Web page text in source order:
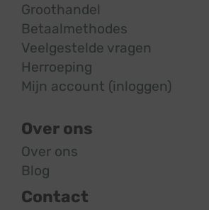
Groothandel
Betaalmethodes
Veelgestelde vragen
Herroeping
Mijn account (inloggen)
Over ons
Over ons
Blog
Contact